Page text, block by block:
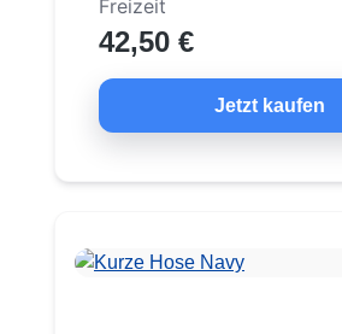
Freizeit
42,50 €
Jetzt kaufen